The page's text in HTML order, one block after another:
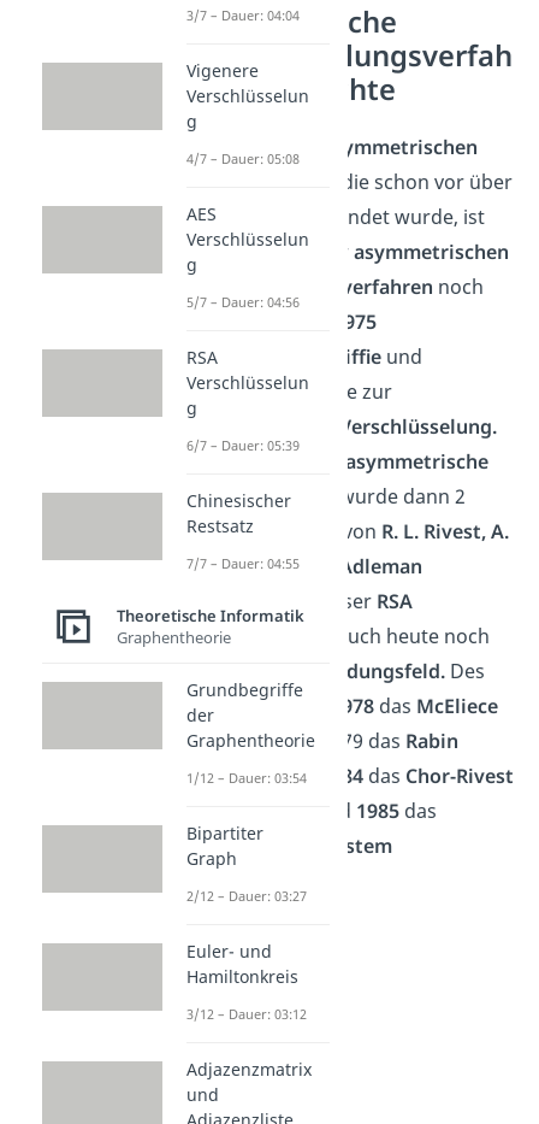
Asymmetrische
Verschlüsselungsverfah
ren: Geschichte
Im Vergleich zur
symmetrischen
die schon vor über
2000 Jahren
verwendet wurde, ist
die Geschichte derasymmetrischen
Verschlüsselungsverfahren noch
1975
veröffentlichten
Diffie und
Hellmanneine Idee zur
asymmetrischen Verschlüsselung.
Das erste richtige asymmetrische
Kryptoverfahren
wurde dann 2
Jahre später
von R. L. Rivest, A.
Shamir und L. M. Adleman
veröffentlicht. Dieser RSA
Algorithmus
hat auch heute noch
großes Anwendungsfeld. Des
Weiteren wurde
1978 das McEliece
Kryptosystem, 1979 das Rabin
Kryptosystem, 1984 das Chor-Rivest
und 1985 das
ElGamal Kryptosystem
3/7 – Dauer: 04:04
Vigenere
Verschlüsselun
g
4/7 – Dauer: 05:08
AES
Verschlüsselun
g
5/7 – Dauer: 04:56
RSA
Verschlüsselun
g
6/7 – Dauer: 05:39
Chinesischer
Restsatz
7/7 – Dauer: 04:55
Theoretische Informatik
Graphentheorie
Grundbegriffe
der
Graphentheorie
1/12 – Dauer: 03:54
Bipartiter
Graph
2/12 – Dauer: 03:27
Euler- und
Hamiltonkreis
3/12 – Dauer: 03:12
Adjazenzmatrix
und